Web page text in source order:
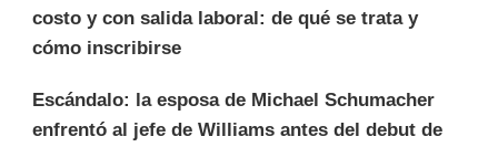
costo y con salida laboral: de qué se trata y
cómo inscribirse
Escándalo: la esposa de Michael Schumacher
enfrentó al jefe de Williams antes del debut de